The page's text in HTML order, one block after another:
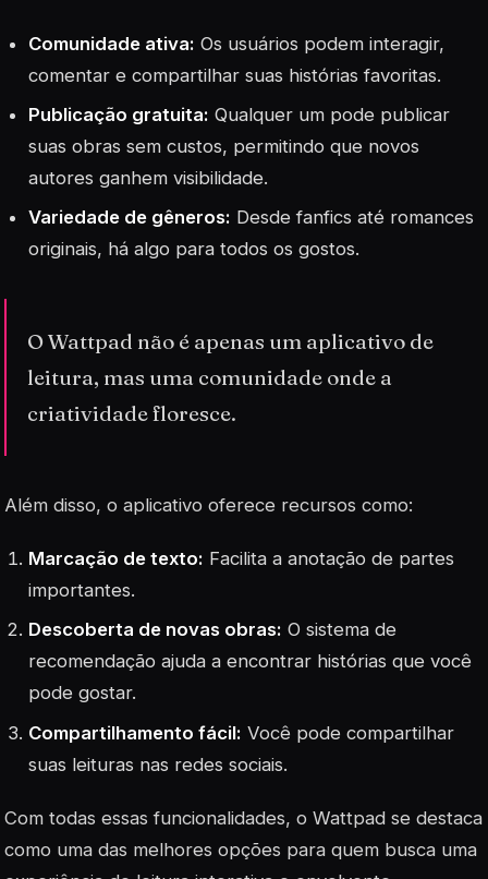
Comunidade ativa: Os usuários podem interagir,
comentar e compartilhar suas histórias favoritas.
Publicação gratuita: Qualquer um pode publicar
suas obras sem custos, permitindo que novos
autores ganhem visibilidade.
Variedade de gêneros: Desde fanfics até romances
originais, há algo para todos os gostos.
O Wattpad não é apenas um aplicativo de
leitura, mas uma comunidade onde a
criatividade floresce.
Além disso, o aplicativo oferece recursos como:
Marcação de texto: Facilita a anotação de partes
importantes.
Descoberta de novas obras: O sistema de
recomendação ajuda a encontrar histórias que você
pode gostar.
Compartilhamento fácil: Você pode compartilhar
suas leituras nas redes sociais.
Com todas essas funcionalidades, o Wattpad se destaca
como uma das melhores opções para quem busca uma